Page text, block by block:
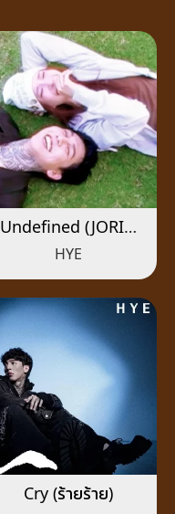
Undefined (JORIN
4EVE)
HYE
Cry (ร้ายร้าย)